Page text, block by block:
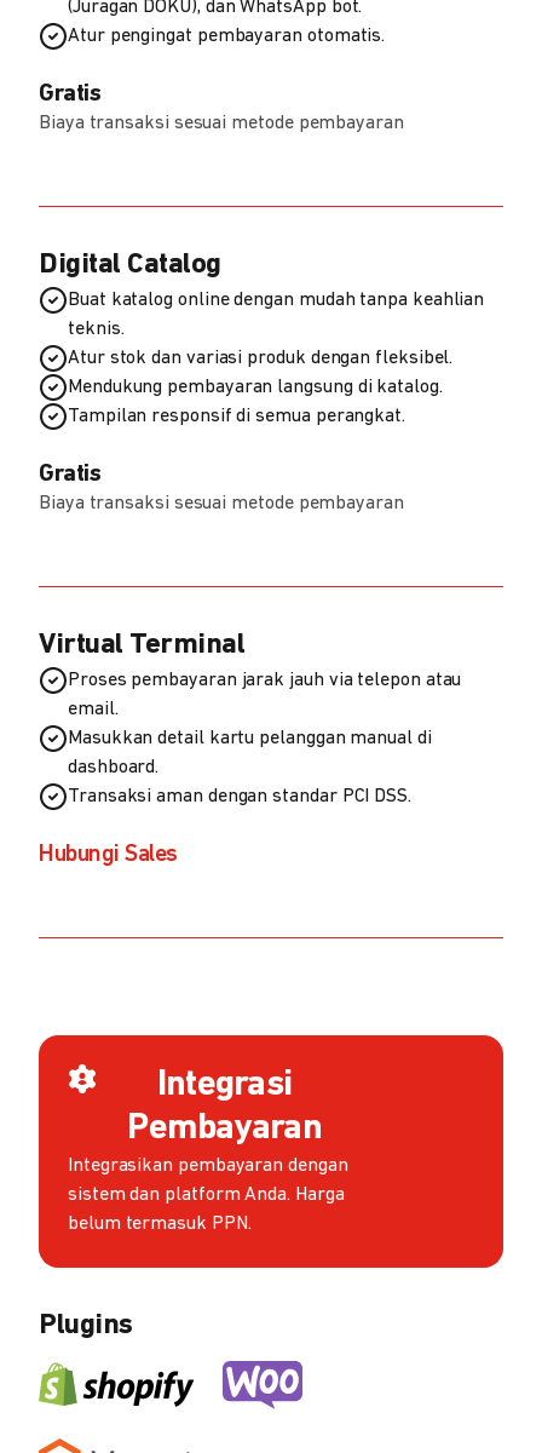
(Juragan DOKU), dan WhatsApp bot.
Atur pengingat pembayaran otomatis.
Gratis
Biaya transaksi sesuai metode pembayaran
Digital Catalog
Buat katalog online dengan mudah tanpa keahlian
teknis.
Atur stok dan variasi produk dengan fleksibel.
Mendukung pembayaran langsung di katalog.
Tampilan responsif di semua perangkat.
Gratis
Biaya transaksi sesuai metode pembayaran
Virtual Terminal
Proses pembayaran jarak jauh via telepon atau
email.
Masukkan detail kartu pelanggan manual di
dashboard.
Transaksi aman dengan standar PCI DSS.
Hubungi Sales
Integrasi
Pembayaran
Integrasikan pembayaran dengan
sistem dan platform Anda. Harga
belum termasuk PPN.
Plugins